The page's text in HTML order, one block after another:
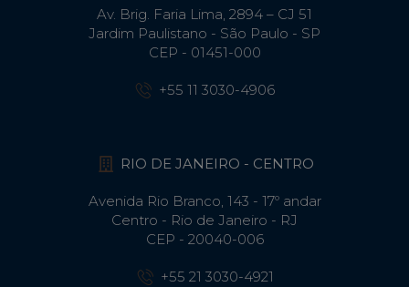
Av. Brig. Faria Lima, 2894 – CJ 51
Jardim Paulistano - São Paulo - SP
CEP - 01451-000
+55 11 3030-4906
RIO DE JANEIRO - CENTRO
Avenida Rio Branco, 143 - 17º andar
Centro - Rio de Janeiro - RJ
CEP - 20040-006
+55 21 3030-4921